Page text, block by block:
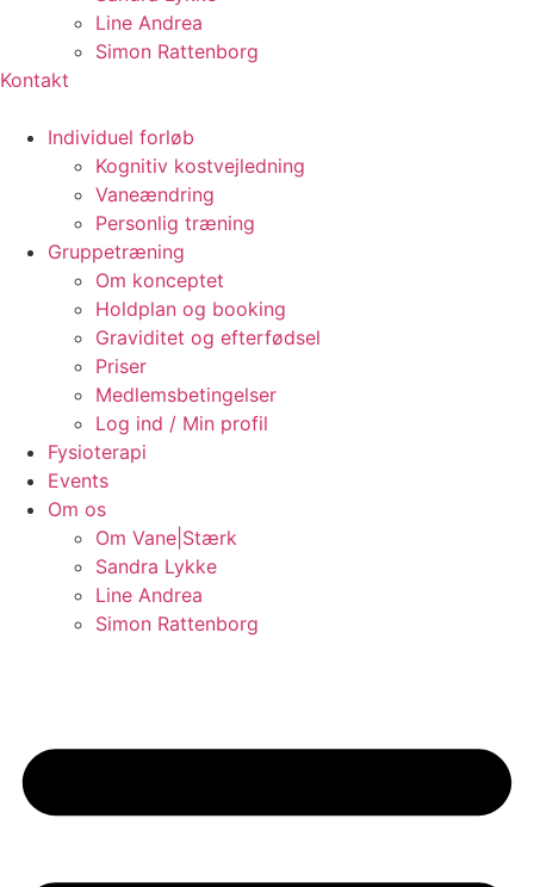
Line Andrea
Simon Rattenborg
Kontakt
Individuel forløb
Kognitiv kostvejledning
Vaneændring
Personlig træning
Gruppetræning
Om konceptet
Holdplan og booking
Graviditet og efterfødsel
Priser
Medlemsbetingelser
Log ind / Min profil
Fysioterapi
Events
Om os
Om Vane|Stærk
Sandra Lykke
Line Andrea
Simon Rattenborg